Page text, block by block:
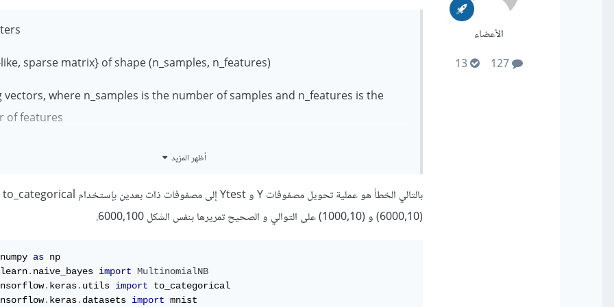
الأعضاء
127
13
sparse matrix} of shape (n_samples, n_features)
vectors, where n_samples is the number of samples and n_features is the
of features.
like of shape (n_samples,), default=None
applied to individual samples (1. for unweighted).
أظهر المزيد
(6000,10) و (1000,10) على التوالي و الصحيح تمريرها بنفس الشكل 6000,100.
numpy as
. naive_bayes import MultinomialNB
. keras. utils import
. keras. datasets import